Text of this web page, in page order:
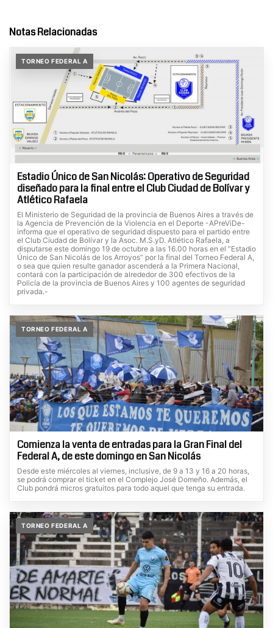
Notas Relacionadas
TORNEO FEDERAL A
Estadio Único de San Nicolás: Operativo de Seguridad
diseñado para la final entre el Club Ciudad de Bolívar y
Atlético Rafaela
El Ministerio de Seguridad de la provincia de Buenos Aires a través de
la Agencia de Prevención de la Violencia en el Deporte -APreViDe-
informa que el operativo de seguridad dispuesto para el partido entre
el Club Ciudad de Bolívar y la Asoc. M.S.yD. Atlético Rafaela, a
disputarse este domingo 19 de octubre a las 16.00 horas en el “Estadio
Único de San Nicolás de los Arroyos” por la final del Torneo Federal A,
o sea que quien resulte ganador ascenderá a la Primera Nacional,
contará con la participación de alrededor de 300 efectivos de la
Policía de la provincia de Buenos Aires y 100 agentes de seguridad
privada.-
TORNEO FEDERAL A
Comienza la venta de entradas para la Gran Final del
Federal A, de este domingo en San Nicolás
Desde este miércoles al viernes, inclusive, de 9 a 13 y 16 a 20 horas,
se podrá comprar el ticket en el Complejo José Domeño. Además, el
Club pondrá micros gratuitos para todo aquel que tenga su entrada.
TORNEO FEDERAL A